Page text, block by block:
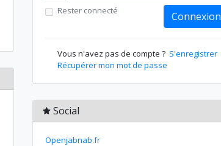
Rester connecté Connexion
Vous n'avez pas de compte ? S'enregistrer
Récupérer mon mot de passe
Social
Openjabnab.fr